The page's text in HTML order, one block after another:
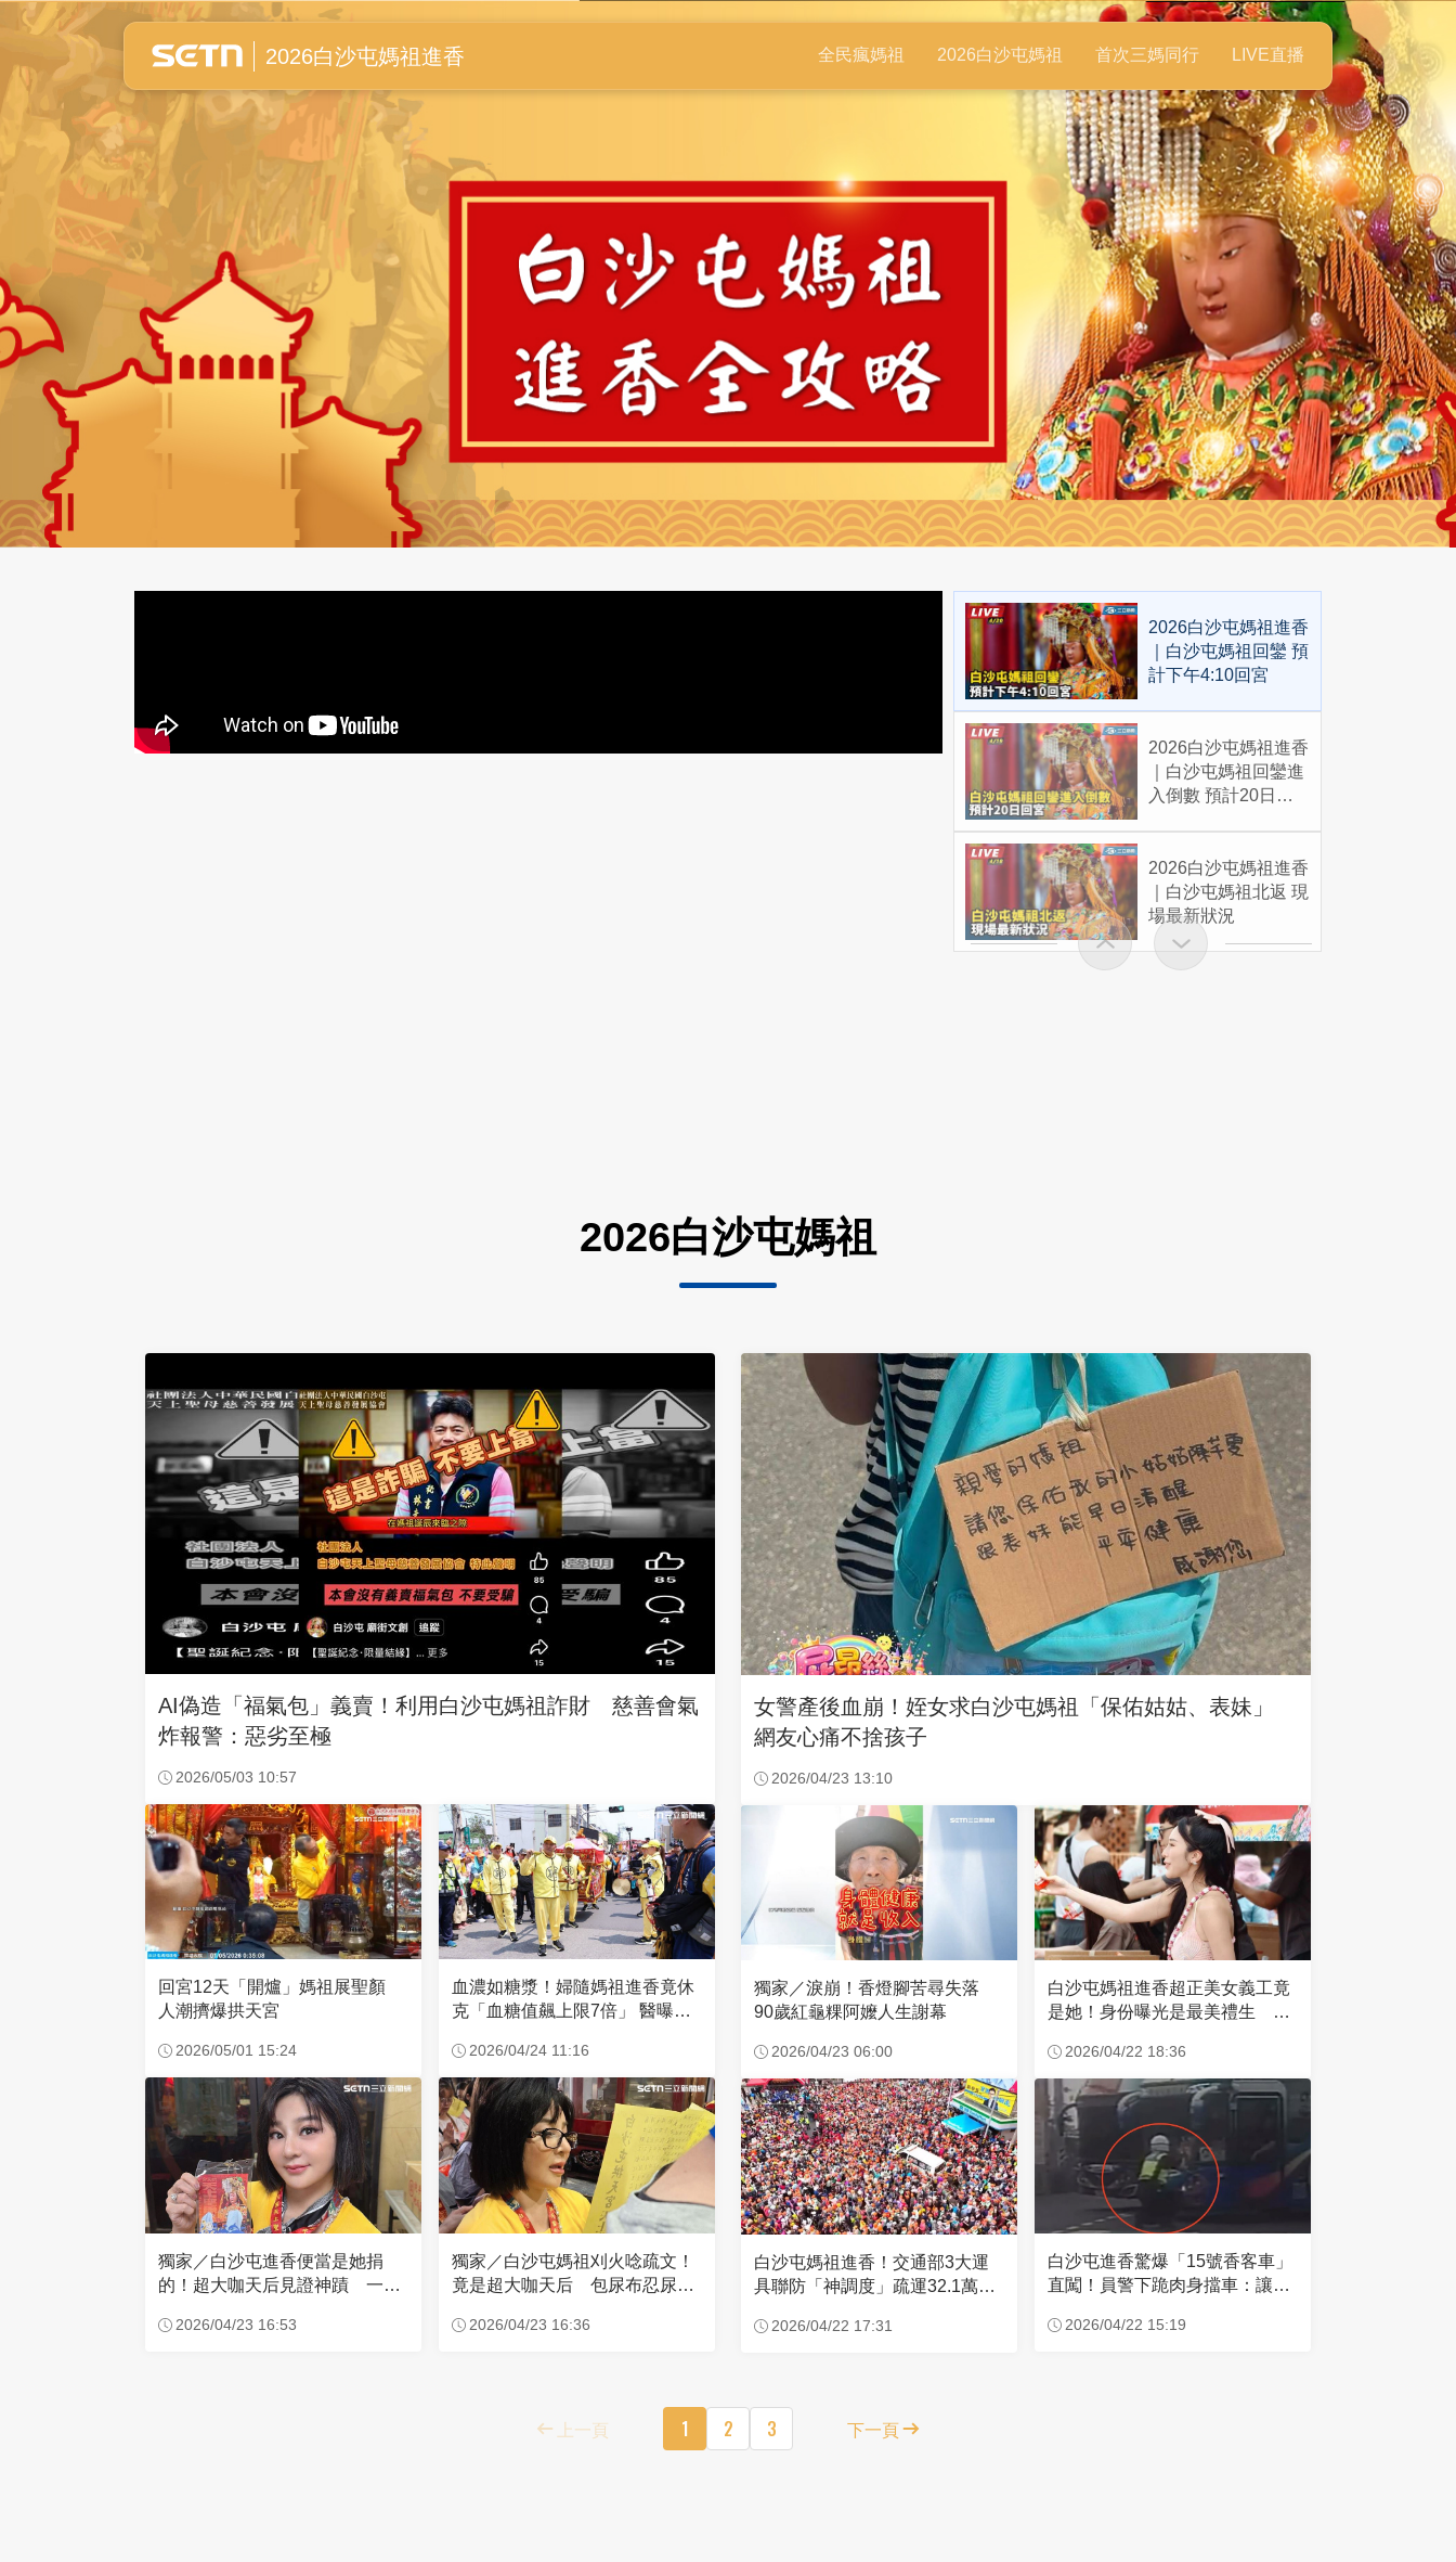
白沙屯媽祖進香全紀錄
2026白沙屯媽祖進香 全民瘋媽祖 2026白沙屯媽祖 首次三媽同行 LIVE直播
2026白沙屯媽祖進香
｜白沙屯媽祖回鑾 預
計下午4:10回宮
2026白沙屯媽祖進香
｜白沙屯媽祖回鑾進
入倒數 預計20日回
2026白沙屯媽祖進香
｜白沙屯媽祖北返 現
場最新狀況
2026白沙屯媽祖
AI偽造「福氣包」義賣！利用白沙屯媽祖詐財 慈善會氣
炸報警：惡劣至極
2026/05/03 10:57
回宮12天「開爐」媽祖展聖顏
人潮擠爆拱天宮
2026/05/01 15:24
血濃如糖漿！婦隨媽祖進香竟休
克「血糖值飆上限7倍」 醫曝原
2026/04/24 11:16
獨家／白沙屯進香便當是她捐
的！超大咖天后見證神蹟 一靠
2026/04/23 16:53
獨家／白沙屯媽祖刈火唸疏文！
竟是超大咖天后 包尿布忍尿5
2026/04/23 16:36
女警產後血崩！姪女求白沙屯媽祖「保佑姑姑、表妹」
網友心痛不捨孩子
2026/04/23 13:10
獨家／淚崩！香燈腳苦尋失落
90歲紅龜粿阿嬤人生謝幕
2026/04/23 06:00
白沙屯媽祖進香超正美女義工竟
是她！身份曝光是最美禮生 一
2026/04/22 18:36
白沙屯媽祖進香！交通部3大運
具聯防「神調度」疏運32.1萬創
2026/04/22 17:31
白沙屯進香驚爆「15號香客車」
直闖！員警下跪肉身擋車：讓行
2026/04/22 15:19
上一頁 1 2 3 下一頁